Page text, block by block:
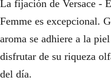
La fijación de Versace -
Femme es excepcional.
aroma se adhiere a la
disfrutar de su riqueza
del día.